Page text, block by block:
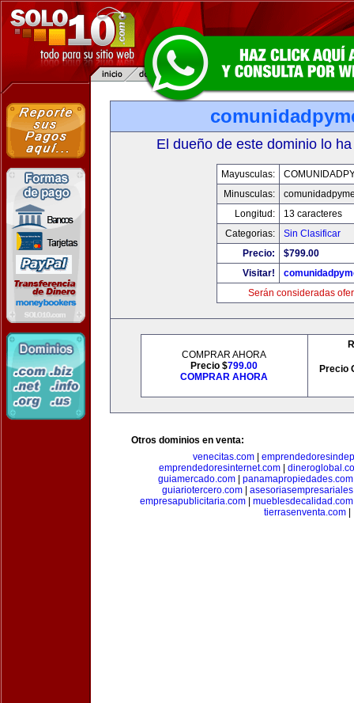
El dueño de este dominio lo
Mayusculas:
Minusculas:
Longitud:
13 caracteres
Categorias:
Sin Clasificar
Precio:
$799.00
Visitar!
Serán consideradas
COMPRAR AHORA
Precio $799.00
COMPRAR AHORA
Precio
Otros dominios en venta:
venecitas.com|
emprendedoresinternet.com
guiamercado.com| panamapropiedades.com
guiariotercero.com|
empresapublicitaria.com| mueblesdecalidad.com
tierrasenventa.com